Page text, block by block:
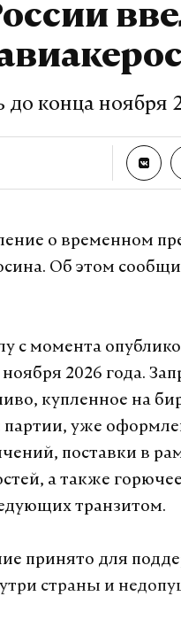
до конца ноября
о временном
Об этом
с момента
2026 года.
купленное на
партии, уже
поставки в
а также
транзитом.
принято для
страны и